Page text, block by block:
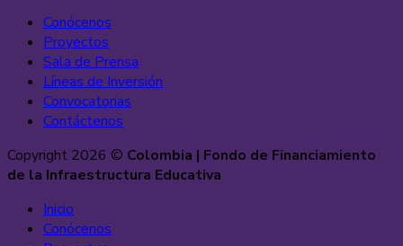
Conócenos
Proyectos
Sala de Prensa
Líneas de Inversión
Convocatorias
Contáctenos
Copyright 2026 © Colombia | Fondo de Financiamiento
de la Infraestructura Educativa
Inicio
Conócenos